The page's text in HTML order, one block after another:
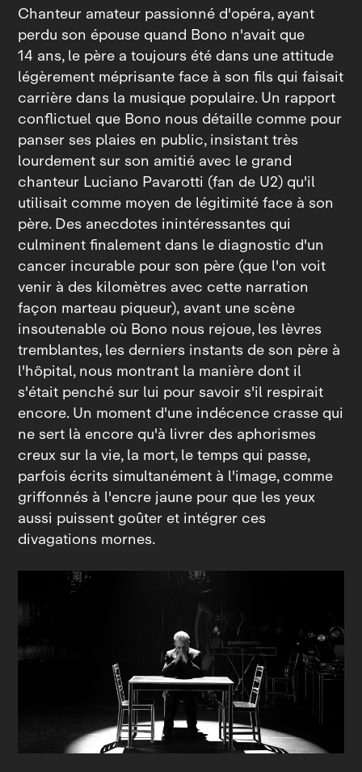
Chanteur amateur passionné d'opéra, ayant
perdu son épouse quand Bono n'avait que
14 ans, le père a toujours été dans une attitude
légèrement méprisante face à son fils qui faisait
carrière dans la musique populaire. Un rapport
conflictuel que Bono nous détaille comme pour
panser ses plaies en public, insistant très
lourdement sur son amitié avec le grand
chanteur Luciano Pavarotti (fan de U2) qu'il
utilisait comme moyen de légitimité face à son
père. Des anecdotes inintéressantes qui
culminent finalement dans le diagnostic d'un
cancer incurable pour son père (que l'on voit
venir à des kilomètres avec cette narration
façon marteau piqueur), avant une scène
insoutenable où Bono nous rejoue, les lèvres
tremblantes, les derniers instants de son père à
l'hôpital, nous montrant la manière dont il
s'était penché sur lui pour savoir s'il respirait
encore. Un moment d'une indécence crasse qui
ne sert là encore qu'à livrer des aphorismes
creux sur la vie, la mort, le temps qui passe,
parfois écrits simultanément à l'image, comme
griffonnés à l'encre jaune pour que les yeux
aussi puissent goûter et intégrer ces
divagations mornes.